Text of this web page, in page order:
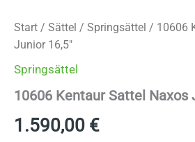
Start / Sättel / Springsättel / 10606
Junior 16,5″
Springsättel
10606 Kentaur Sattel Naxos
1.590,00 €